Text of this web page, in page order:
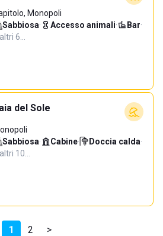
Monopoli
Sabbiosa· Accesso animali· Bar·
6…
del Sole
Sabbiosa· Cabine· Doccia calda·
10…
1 2 >